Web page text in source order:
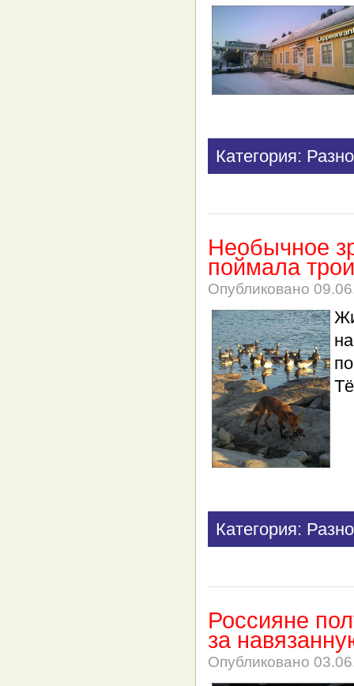
Категория:
Необычное
поймала
Опубликовано
Категория:
Россияне
за
Опубликовано